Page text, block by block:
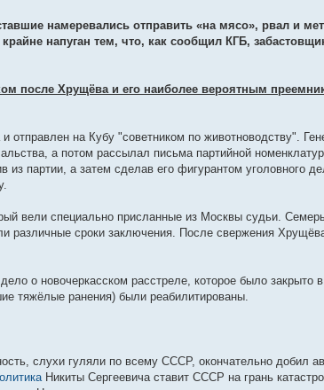
намеревались отправить «на мясо», рвал и
напуган тем, что, как сообщил КГБ,
после Хрущёва и его наиболее вероятным
отправлен на Кубу "советником по животноводству".
а потом рассылал письма партийной
партии, а затем сделав его фигурантом уголовного
вели специально присланные из Москвы судьи.
различные сроки заключения. После свержения
о новочеркасском расстреле, которое было
тяжёлые ранения) были реабилитированы.
слухи гуляли по всему СССР, окончательно добил
Никиты Сергеевича ставит СССР на грань